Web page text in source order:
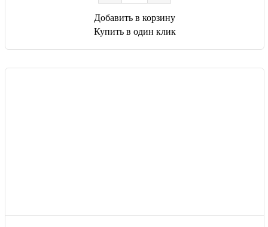
Добавить в корзину
Купить в один клик